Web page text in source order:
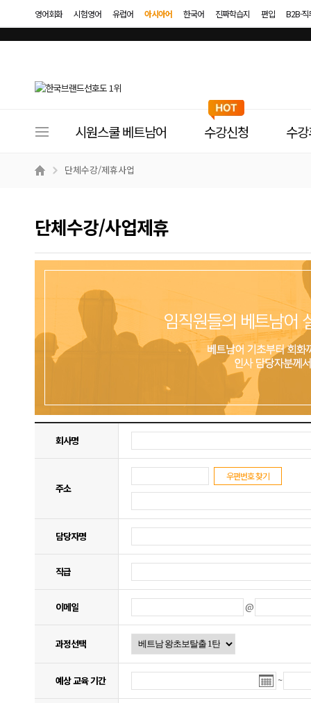
영어회화 시험영어 유럽어 아시아어 한국어 진짜학습지 편입 B2B·
이
메
시원스쿨 베트남어 수강신청 수
단체수강/제휴사업
단체수강/사업제휴
회사명
주소
우편번호 찾기
담당자명
직급
이메일 @
과정선택
예상 교육 기간 ~